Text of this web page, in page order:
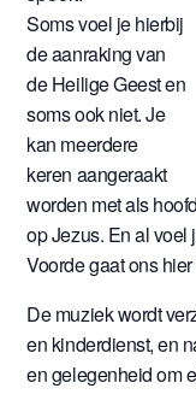
Soms voel je hierbij
de aanraking van
de Heilige Geest en
soms ook niet. Je
kan meerdere
keren aangeraakt
worden met als
op Jezus. En al voel
Voorde gaat ons
De muziek wordt
en kinderdienst, en
en gelegenheid om